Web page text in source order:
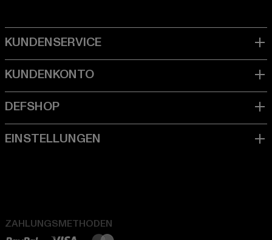
ZAHLUNGSMETHODEN